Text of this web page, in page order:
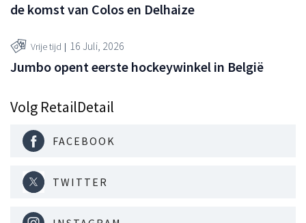
de komst van Colos en Delhaize
Vrije tijd 16 Juli, 2026
Jumbo opent eerste hockeywinkel in België
Volg RetailDetail
FACEBOOK
TWITTER